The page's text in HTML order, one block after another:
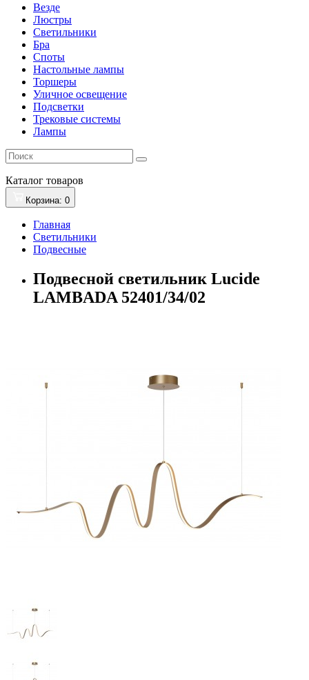
Везде
Люстры
Светильники
Бра
Споты
Настольные лампы
Торшеры
Уличное освещение
Подсветки
Трековые системы
Лампы
Каталог товаров
Корзина: 0
Главная
Светильники
Подвесные
Подвесной светильник Lucide
LAMBADA 52401/34/02